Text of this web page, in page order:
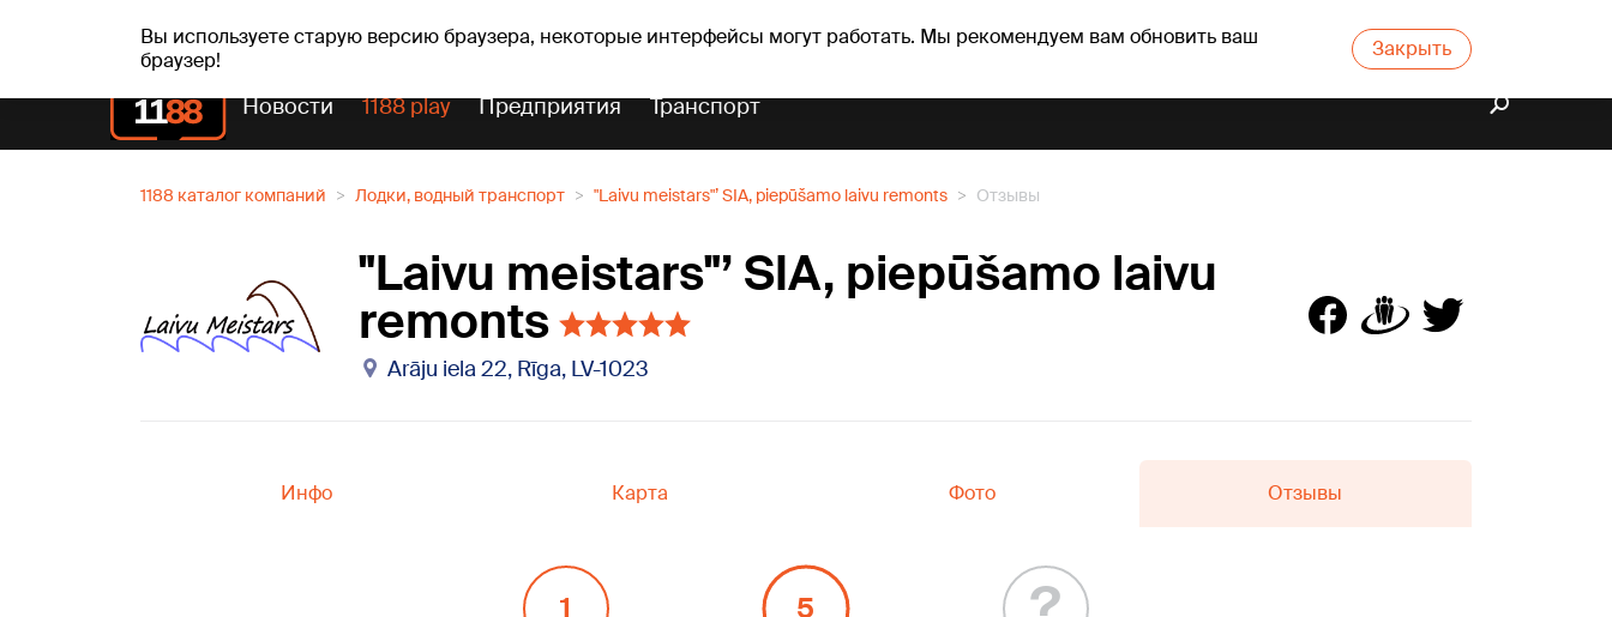
Вы используете старую версию браузера, некоторые интерфейсы могут работать. Мы рекомендуем вам обновить ваш
браузер!
Закрыть
пт, 07.08.2026. +21°C Alfrēds, Fredis, Madars Прогноз погоды Гороскопы
Новости 1188 play Предприятия Транспорт
1188 каталог компаний Лодки, водный транспорт "Laivu meistars"’ SIA, piepūšamo laivu remonts Отзывы
"Laivu meistars"’ SIA, piepūšamo laivu
remonts
Arāju iela 22, Rīga, LV-1023
Инфо Карта Фото Отзывы
1 5